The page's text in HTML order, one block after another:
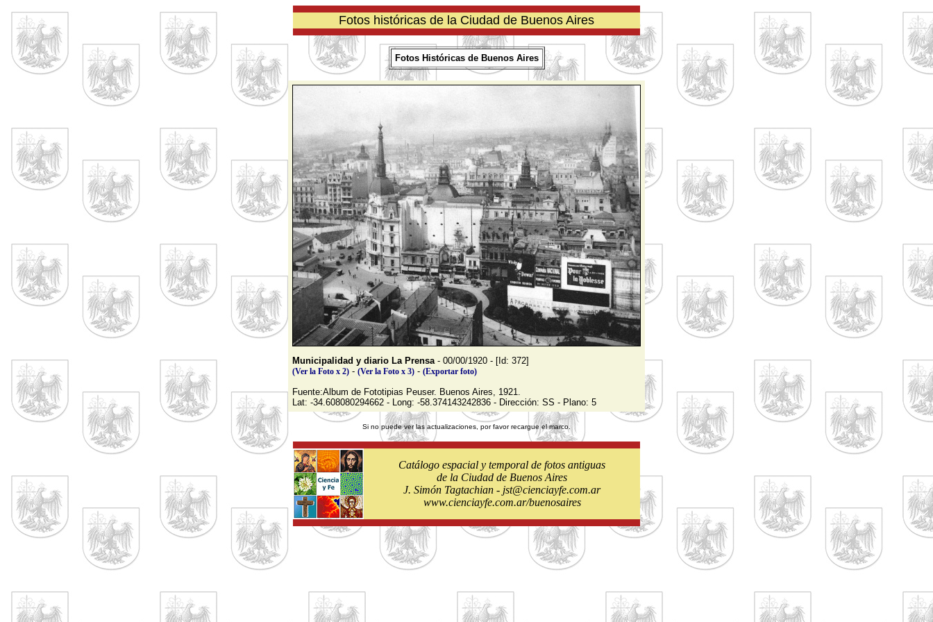
Fotos históricas de la Ciudad de Buenos Aires
Fotos Históricas de Buenos Aires
Municipalidad y diario La Prensa- 00/00/1920 - [Id: 372]
(Ver la Foto x 2) - (Ver la Foto x 3) - (Exportar foto)
Fuente:Album de Fototipias Peuser. Buenos Aires, 1921.
Lat: -34.608080294662 - Long: -58.374143242836 - Dirección: SS - Plano: 5
Si no puede ver las actualizaciones, por favor recargue el marco.
Catálogo espacial y temporal de fotos antiguas
de la Ciudad de Buenos Aires
J. Simón Tagtachian - jst@cienciayfe.com.ar
www.cienciayfe.com.ar/buenosaires